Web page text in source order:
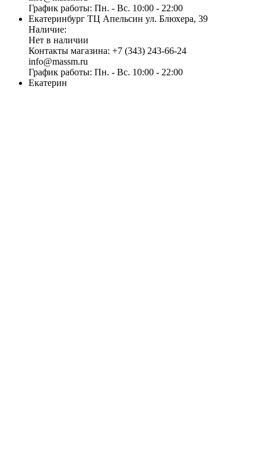
График работы: Пн. - Вс. 10:00 - 22:00
Екатеринбург ТЦ Апельсин ул. Блюхера, 39
Наличие:
Нет в наличии
Контакты магазина: +7 (343) 243-66-24
info@massm.ru
График работы: Пн. - Вс. 10:00 - 22:00
Екатерин